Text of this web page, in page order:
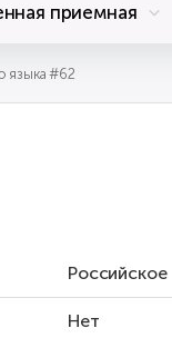
приемная
Педагог английского языка #62
Российское
Нет